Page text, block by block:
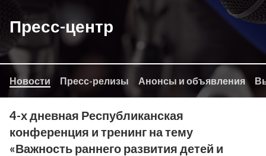
Пресс-центр
Новости Пресс-релизы Анонсы и объявления
4-х дневная Республиканская
конференция и тренинг на тему
«Важность раннего развития детей и